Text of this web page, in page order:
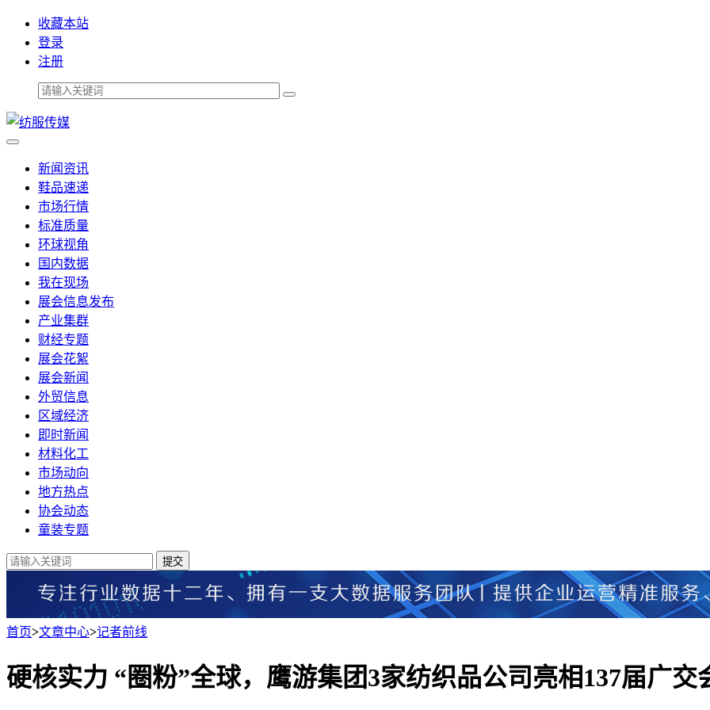
收藏本站
登录
注册
新闻资讯
鞋品速递
市场行情
标准质量
环球视角
国内数据
我在现场
展会信息发布
产业集群
财经专题
展会花絮
展会新闻
外贸信息
区域经济
即时新闻
材料化工
市场动向
地方热点
协会动态
童装专题
提交
首页>文章中心>记者前线
硬核实力 “圈粉”全球，鹰游集团3家纺织品公司亮相137届广交